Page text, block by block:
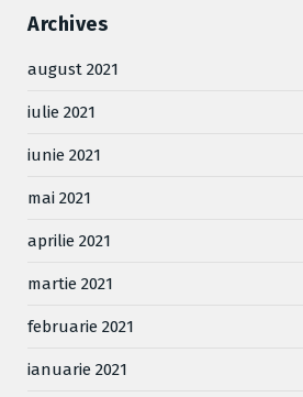
Archives
august 2021
iulie 2021
iunie 2021
mai 2021
aprilie 2021
martie 2021
februarie 2021
ianuarie 2021